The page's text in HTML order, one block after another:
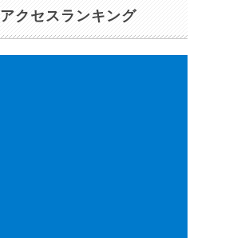
アクセスランキング